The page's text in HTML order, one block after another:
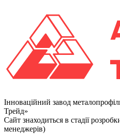
Інноваційний завод
Трейд»
Сайт знаходиться в стадії
менеджерів)